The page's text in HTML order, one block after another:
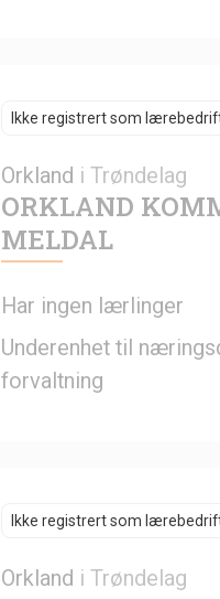
Ikke registrert som
Orkland i Trøndelag
ORKLAND
MELDAL
Har ingen lærlinger
Underenhet til
forvaltning
Ikke registrert som
Orkland i Trøndelag